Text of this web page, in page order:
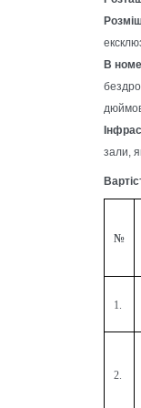
В
зали,
№
1.
2.